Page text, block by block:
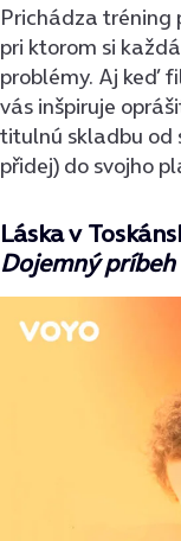
Prichádza tréning
pri ktorom si
problémy. Aj keď
vás inšpiruje
titulnú skladbu od
přidej) do svojho
Láska v
Dojemný